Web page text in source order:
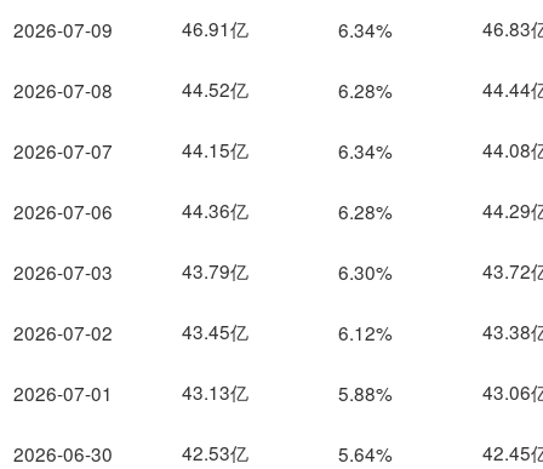
2026-07-09
2026-07-08
2026-07-07
2026-07-06
2026-07-03
2026-07-02
2026-07-01
2026-06-30
46.91亿 6.34% 46.83
44.52亿 6.28% 44.44
44.15亿 6.34% 44.08
44.36亿 6.28% 44.29
43.79亿 6.30% 43.72
43.45亿 6.12% 43.38
43.13亿 5.88% 43.06
42.53亿 5.64% 42.45